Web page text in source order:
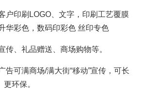
户印刷LOGO、文字，印刷工艺覆膜
华彩色，数码印彩色 丝印专色
传、礼品赠送、商场购物等。
告可满商场/满大街“移动”宣传，可长
环保。